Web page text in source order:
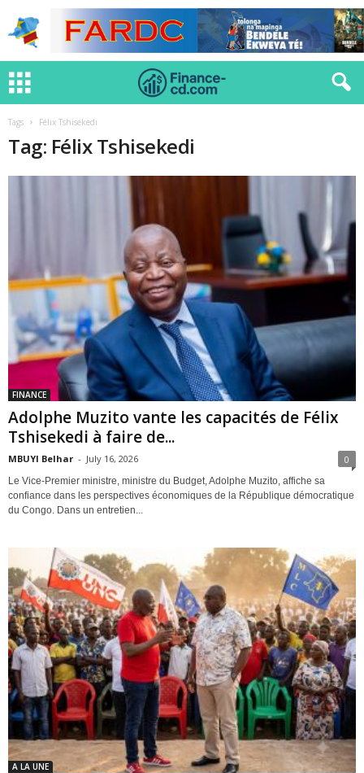
Tags Félix Tshisekedi
Tag: Félix Tshisekedi
FINANCE
Adolphe Muzito vante les capacités de Félix
Tshisekedi à faire de...
MBUYI Belhar - July 16, 2026 0
Le Vice-Premier ministre, ministre du Budget, Adolphe Muzito, affiche sa
confiance dans les perspectives économiques de la République démocratique
du Congo. Dans un entretien...
A LA UNE